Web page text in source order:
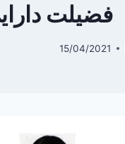
فضیلت
15/04/2021